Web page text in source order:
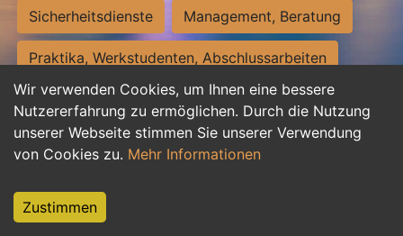
Wir verwenden Cookies, um Ihnen eine bessere
Nutzererfahrung zu ermöglichen. Durch die Nutzung
unserer Webseite stimmen Sie unserer Verwendung
von Cookies zu. Mehr Informationen
Zustimmen
Sicherheitsdienste Management, Beratung
Praktika, Werkstudenten, Abschlussarbeiten
Personalwesen Assistenz, Sekretariat
Hilfskräfte, Aushilfs- und Nebenjobs
Weiterbildung, Studium, duale Ausbildung